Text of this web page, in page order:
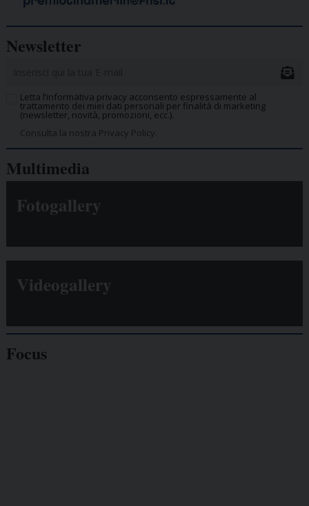
Newsletter
Letta l’informativa privacy acconsento espressamente al
trattamento dei miei dati personali per finalità di marketing
(newsletter, novità, promozioni, ecc.).
Consulta la nostra Privacy Policy.
Multimedia
Fotogallery
Videogallery
Focus